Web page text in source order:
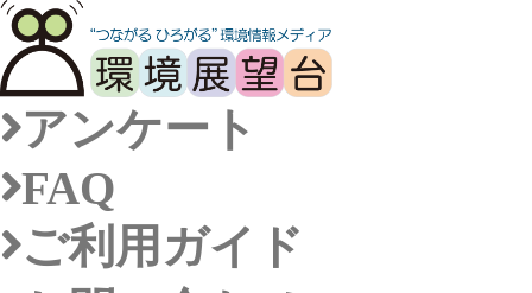
アンケート
FAQ
ご利用ガイド